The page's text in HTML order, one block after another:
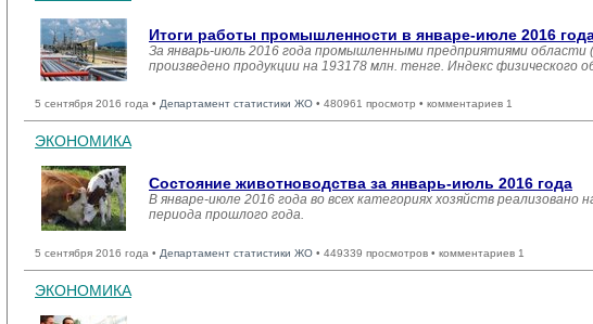
Итоги работы промышленности в январе-июле 2016
За январь-июль 2016 года промышленными предприятиями
произведено продукции на 193178 млн. тенге. Индекс физического
5 сентября 2016 года • Департамент статистики ЖО • 480961 просмотр • комментариев 1
ЭКОНОМИКА
Состояние животноводства за январь-июль 2016 года
В январе-июле 2016 года во всех категориях хозяйств
периода прошлого года.
5 сентября 2016 года • Департамент статистики ЖО • 449339 просмотров • комментариев 1
ЭКОНОМИКА